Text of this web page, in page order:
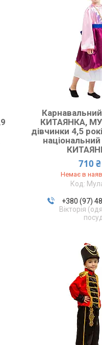
КИТАЯНКА,
дівчинки 4,5
710 ₴
Немає в
+380 (97)
Вікторія